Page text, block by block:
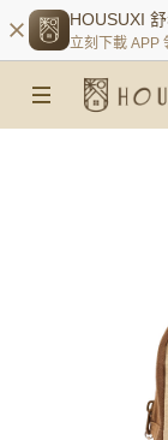
HOUSUXI
立刻下載 APP